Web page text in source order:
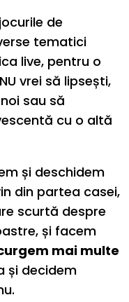
de
tematici
live, pentru o
vrei să lipsești,
sau să
cu o altă
și deschidem
din partea casei,
scurtă despre
și facem
mai multe
și decidem